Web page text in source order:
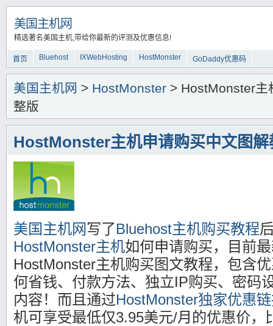
美国主机网
精选著名美国主机,带给你最新的评测及优惠信息!
首页 Bluehost IXWebHosting HostMonster GoDaddy优惠码
美国主机网 > HostMonster > HostMonster主
整版
HostMonster主机申请购买中文图解
美国主机网写了Bluehost主机购买教程
HostMonster主机如何申请购买，目前
HostMonster主机购买图文教程，包含
何省钱、付款方法、独立IP购买、密码
内容！而且通过HostMonster独家优惠
机可享受最低仅3.95美元/月的优惠价，